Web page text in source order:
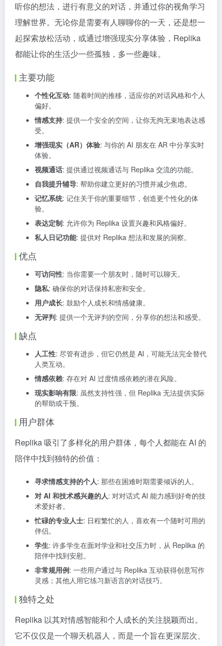
听你的想法，进行有意义的对话，并通过你的视角学习
理解世界。无论你是需要有人聊聊你的一天，还是想一
起探索放松活动，或通过增强现实分享体验，Replika
都能让你的生活少一些孤独，多一些趣味。
主要功能
个性化互动: 随着时间的推移，适应你的对话风格和个人
偏好。
情感支持: 提供一个安全的空间，让你无拘无束地表达感
受。
增强现实（AR）体验: 与你的 AI 朋友在 AR 中分享实时
体验。
视频通话: 提供通过视频通话与 Replika 交流的功能。
自我提升辅导: 帮助你建立更好的习惯并减少焦虑。
记忆系统: 记住关于你的重要细节，创造更个性化的体
验。
表达定制: 允许你为 Replika 设置兴趣和风格偏好。
私人日记功能: 提供对 Replika 想法和发展的洞察。
优点
可访问性: 当你需要一个朋友时，随时可以聊天。
隐私: 确保你的对话保持私密和安全。
用户成长: 鼓励个人成长和情感健康。
无评判: 提供一个无评判的空间，分享你的想法和感受。
缺点
人工性: 尽管有进步，但它仍然是 AI，可能无法完全替代
人类互动。
情感依赖: 存在对 AI 过度情感依赖的潜在风险。
现实影响有限: 虽然支持性强，但 Replika 无法提供实际
的帮助或干预。
用户群体
Replika 吸引了多样化的用户群体，每个人都能在 AI 的
陪伴中找到独特的价值：
寻求情感支持的个人: 那些在困难时期需要倾诉的人。
对 AI 和技术感兴趣的人: 对对话式 AI 能力感到好奇的技
术爱好者。
忙碌的专业人士: 日程繁忙的人，喜欢有一个随时可用的
伴侣。
学生: 许多学生在面对学业和社交压力时，从 Replika 的
陪伴中找到安慰。
非常规用例: 一些用户通过与 Replika 互动获得创意写作
灵感；其他人用它练习新语言的对话技巧。
独特之处
Replika 以其对情感智能和个人成长的关注脱颖而出。
它不仅仅是一个聊天机器人，而是一个旨在更深层次、